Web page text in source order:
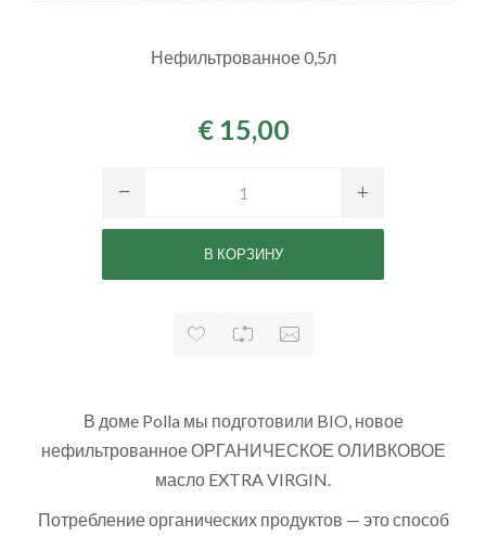
Нефильтрованное 0,5л
€ 15,00
В домe Polla мы подготовили BIO, новое
нефильтрованное ОРГАНИЧЕСКОЕ ОЛИВКОВОЕ
масло EXTRA VIRGIN.
Потребление органических продуктов — это способ